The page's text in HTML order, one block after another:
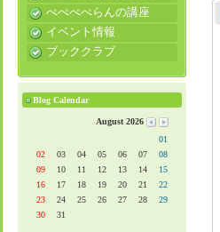
ぺぺぺぺらんの講座
イベント情報
ブッククラブ
Blog Calendar
August 2026
01
02
03 04 05 06 07
08
09
10 11 12 13 14
15
16
17 18 19 20 21
22
23
24 25 26 27 28
29
30
31